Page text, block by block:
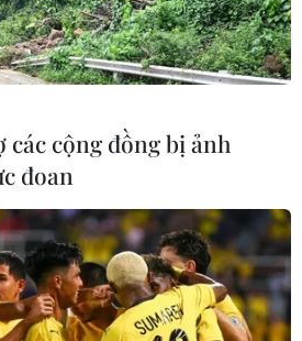
quốc gia
nhằm chống
lưng gù đối
cộng đồng bị ảnh
đoan